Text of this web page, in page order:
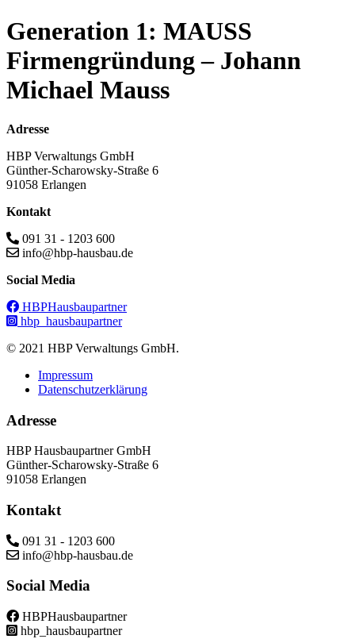
Generation 1: MAUSS
Firmengründung – Johann
Michael Mauss
Adresse
HBP Verwaltungs GmbH
Günther-Scharowsky-Straße 6
91058 Erlangen
Kontakt
091 31 - 1203 600
info@hbp-hausbau.de
Social Media
HBPHausbaupartner
hbp_hausbaupartner
© 2021 HBP Verwaltungs GmbH.
Impressum
Datenschutzerklärung
Adresse
HBP Hausbaupartner GmbH
Günther-Scharowsky-Straße 6
91058 Erlangen
Kontakt
091 31 - 1203 600
info@hbp-hausbau.de
Social Media
HBPHausbaupartner
hbp_hausbaupartner